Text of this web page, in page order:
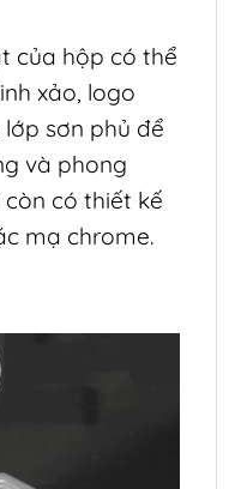
của hộp có thể
xảo, logo
sơn phủ để
và phong
có thiết kế
mạ chrome.